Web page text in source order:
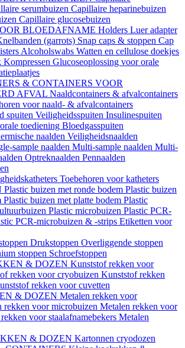
serumbuizen Capillaire heparinebuizen
Capillaire glucosebuizen
BLOEDAFNAME Holders Luer adapter
(garrots) Snap caps & stoppen Cap
Alcoholswabs Watten en cellulose doekjes
Kompressen Glucoseoplossing voor orale
& CONTAINERS VOOR
AFVAL Naaldcontainers & afvalcontainers
voor naald- & afvalcontainers
spuiten Veiligheidsspuiten Insulinespuiten
toediening Bloedgasspuiten
naalden Veiligheidsnaalden
sample naalden Multi-sample naalden Multi-
Optreknaalden Pennaalden
Toebehoren voor katheters
Plastic buizen met ronde bodem Plastic buizen
Plastic buizen met platte bodem Plastic
Plastic microbuizen Plastic PCR-
PCR-microbuizen & -strips Etiketten voor
Drukstoppen Overliggende stoppen
stoppen Schroefstoppen
& DOZEN Kunststof rekken voor
rekken voor cryobuizen Kunststof rekken
rekken voor cuvetten
& DOZEN Metalen rekken voor
rekken voor microbuizen Metalen rekken voor
voor staalafnamebekers Metalen
& DOZEN Kartonnen cryodozen